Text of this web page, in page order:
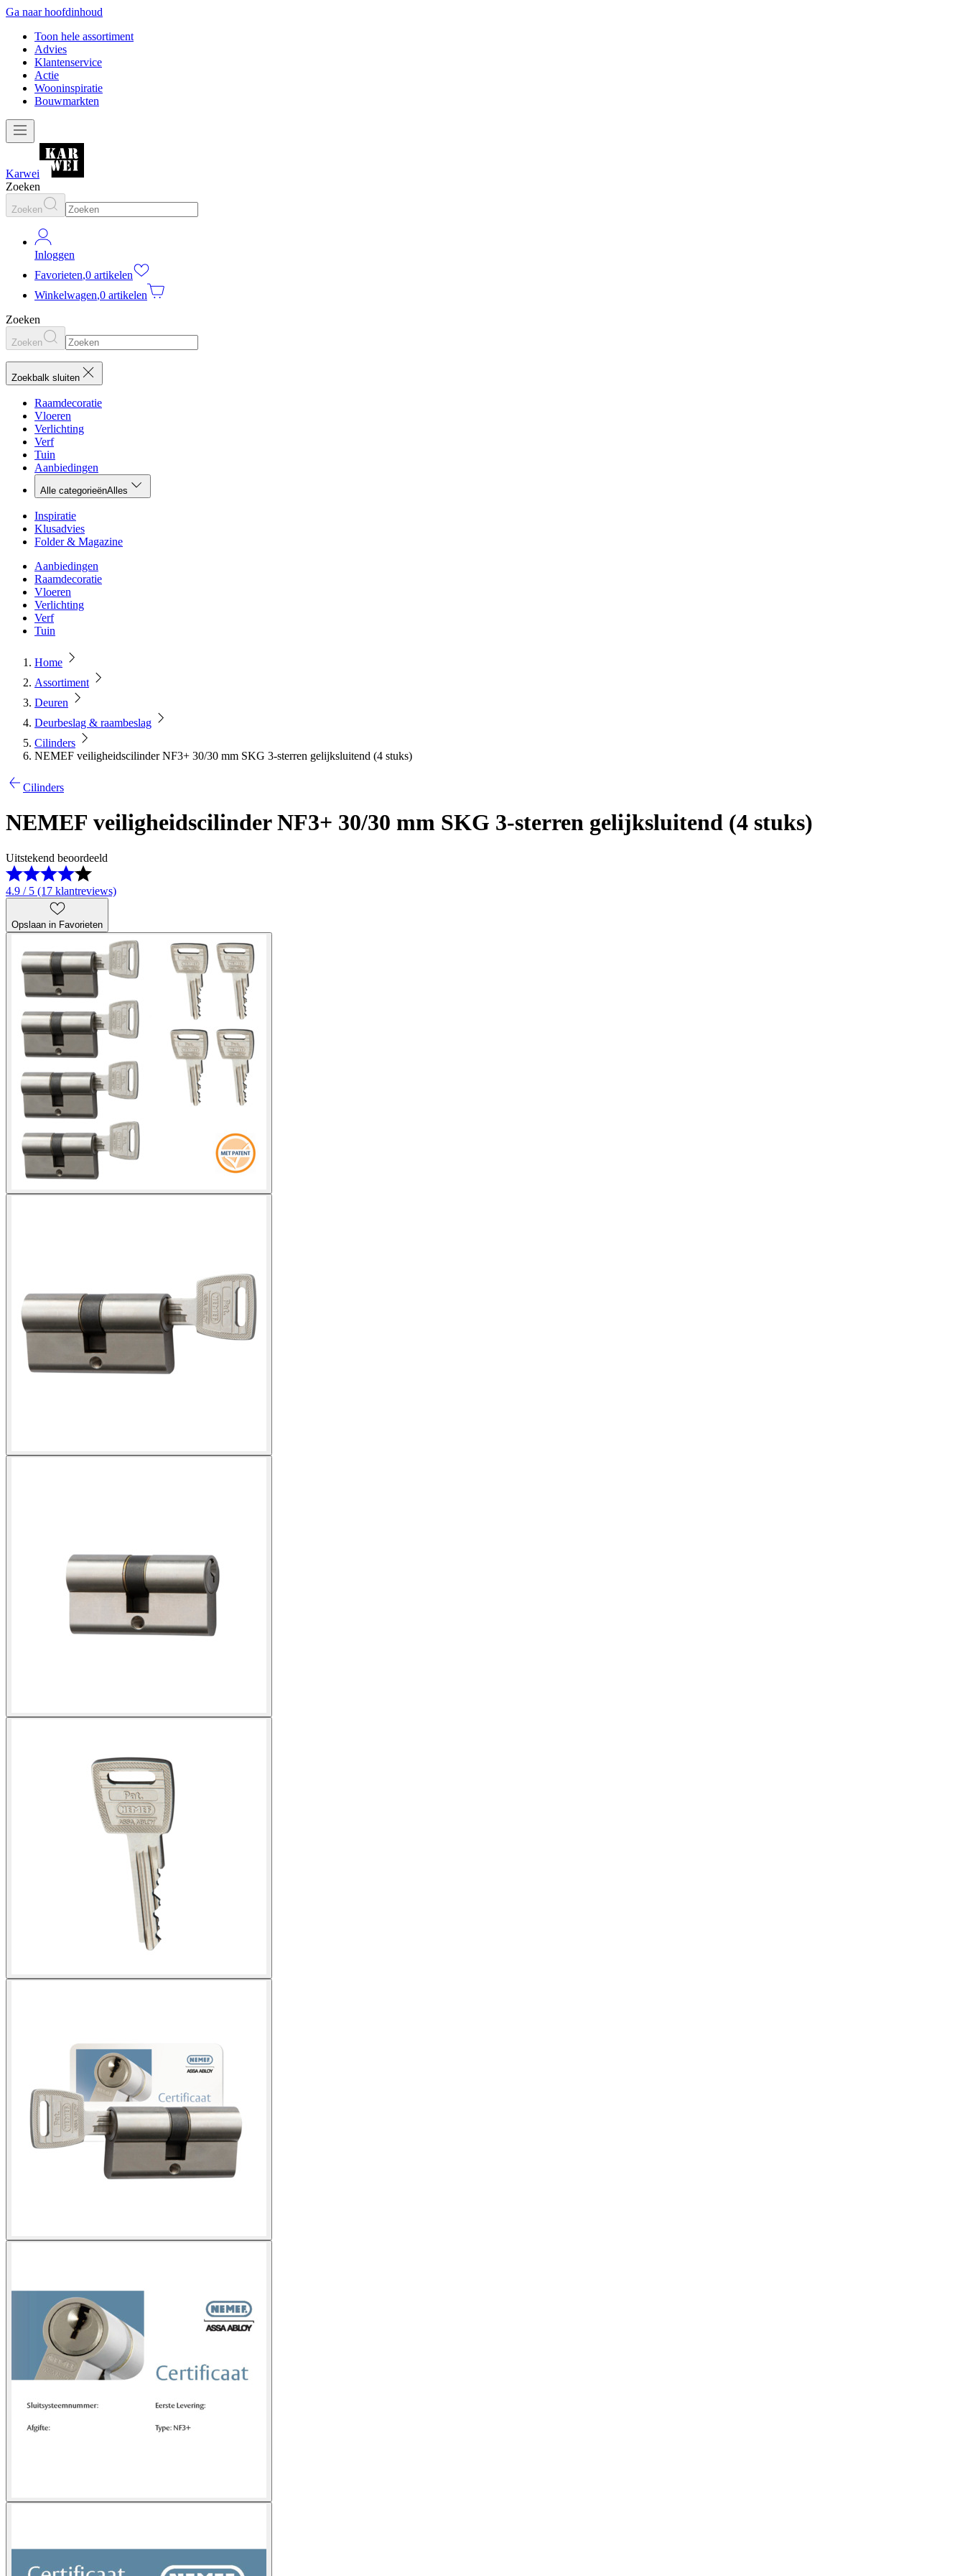
Ga naar hoofdinhoud
Toon hele assortiment
Advies
Klantenservice
Actie
Wooninspiratie
Bouwmarkten
Karwei
Zoeken
Zoeken
Inloggen
Favorieten,0 artikelen
Winkelwagen,0 artikelen
Zoeken
Zoeken
Zoekbalk sluiten
Raamdecoratie
Vloeren
Verlichting
Verf
Tuin
Aanbiedingen
Alle categorieënAlles
Inspiratie
Klusadvies
Folder & Magazine
Aanbiedingen
Raamdecoratie
Vloeren
Verlichting
Verf
Tuin
Home
Assortiment
Deuren
Deurbeslag & raambeslag
Cilinders
NEMEF veiligheidscilinder NF3+ 30/30 mm SKG 3-sterren gelijksluitend (4 stuks)
Cilinders
NEMEF veiligheidscilinder NF3+ 30/30 mm SKG 3-sterren gelijksluitend (4 stuks)
Uitstekend beoordeeld
4.9 / 5 (17 klantreviews)
Opslaan in Favorieten